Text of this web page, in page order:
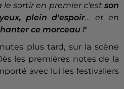
le sortir en premier c'est son
plein d'espoir… et en
ce morceau !"
plus tard, sur la scène
les premières notes de la
avec lui les festivaliers